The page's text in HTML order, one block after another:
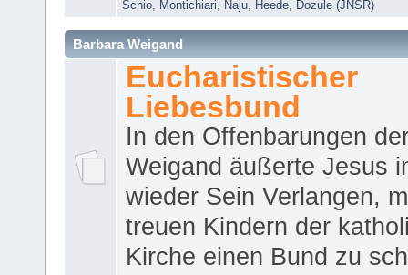
Schio
Montichiari Naju Heede Dozule (JNSR)
Barbara Weigand
Eucharistischer
Liebesbund
In den Offenbarungen
Weigand äußerte Jesus
wieder Sein Verlangen,
treuen Kindern der
Kirche einen Bund zu